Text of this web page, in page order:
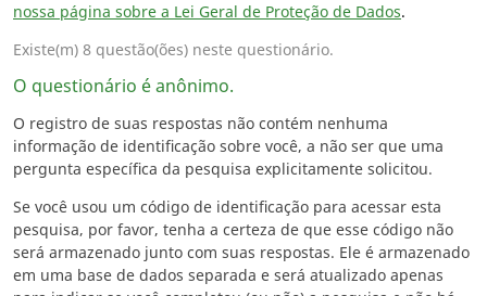
nossa página sobre a Lei Geral de Proteção de Dados.
Existe(m) 8 questão(ões) neste questionário.
O questionário é anônimo.
O registro de suas respostas não contém nenhuma
informação de identificação sobre você, a não ser que uma
pergunta específica da pesquisa explicitamente solicitou.
Se você usou um código de identificação para acessar esta
pesquisa, por favor, tenha a certeza de que esse código não
será armazenado junto com suas respostas. Ele é armazenado
em uma base de dados separada e será atualizado apenas